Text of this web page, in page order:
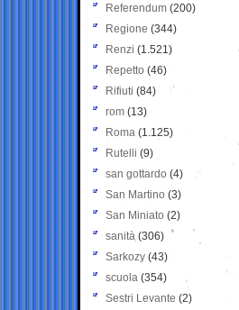
Referendum (200)
Regione (344)
Renzi (1.521)
Repetto (46)
Rifiuti (84)
rom (13)
Roma (1.125)
Rutelli (9)
san gottardo (4)
San Martino (3)
San Miniato (2)
sanità (306)
Sarkozy (43)
scuola (354)
Sestri Levante (2)